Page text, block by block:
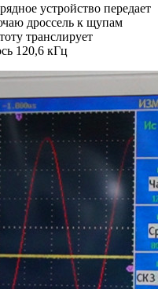
устройство передает
дроссель к щупам
транслирует
120,6 кГц